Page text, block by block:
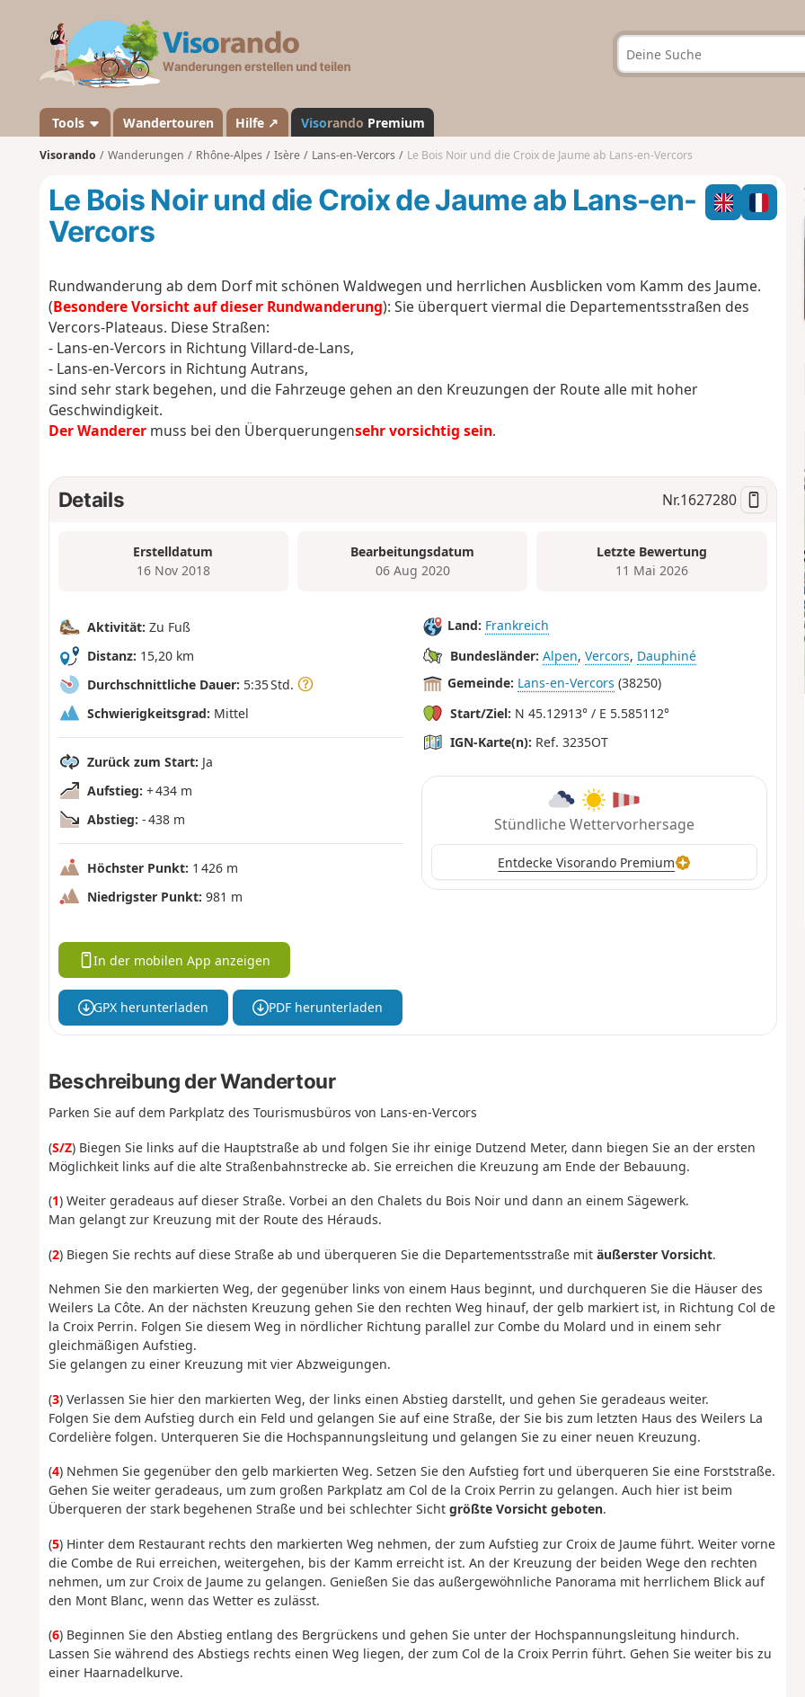
a
n
d
Tools Wandertouren Hilfe ↗ Visorando Premium
Visorando Wanderungen Rhône-Alpes Isère Lans-en-Vercors Le Bois Noir und die Croix de Jaume ab Lans-en-Vercors
Le Bois Noir und die Croix de Jaume ab Lans-en-
Vercors
Rundwanderung ab dem Dorf mit schönen Waldwegen und herrlichen Ausblicken vom Kamm des Jaume.
(Besondere Vorsicht auf dieser Rundwanderung): Sie überquert viermal die Departementsstraßen des
Vercors-Plateaus. Diese Straßen:
- Lans-en-Vercors in Richtung Villard-de-Lans,
- Lans-en-Vercors in Richtung Autrans,
sind sehr stark begehen, und die Fahrzeuge gehen an den Kreuzungen der Route alle mit hoher
Geschwindigkeit.
Der Wanderermuss bei den Überquerungensehr vorsichtig sein.
Details Nr.1627280
Erstelldatum
16 Nov 2018
Bearbeitungsdatum
06 Aug 2020
Letzte Bewertung
11 Mai 2026
Aktivität: Zu Fuß
Distanz: 15,20 km
Durchschnittliche Dauer: 5:35 Std.
Schwierigkeitsgrad: Mittel
Zurück zum Start: Ja
Aufstieg: + 434 m
Abstieg: - 438 m
Höchster Punkt: 1 426 m
Niedrigster Punkt: 981 m
Land: Frankreich
Bundesländer: Alpen,Vercors, Dauphiné
Gemeinde: Lans-en-Vercors (38250)
Start/Ziel: N 45.12913° / E 5.585112°
IGN-Karte(n): Ref. 3235OT
Stündliche Wettervorhersage
Entdecke Visorando Premium
In der mobilen App anzeigen
GPX herunterladen PDF herunterladen
Beschreibung der Wandertour
Parken Sie auf dem Parkplatz des Tourismusbüros von Lans-en-Vercors
(S/Z) Biegen Sie links auf die Hauptstraße ab und folgen Sie ihr einige Dutzend Meter, dann biegen Sie an der ersten
Möglichkeit links auf die alte Straßenbahnstrecke ab. Sie erreichen die Kreuzung am Ende der Bebauung.
(1) Weiter geradeaus auf dieser Straße. Vorbei an den Chalets du Bois Noir und dann an einem Sägewerk.
Man gelangt zur Kreuzung mit der Route des Hérauds.
(2) Biegen Sie rechts auf diese Straße ab und überqueren Sie die Departementsstraße mit äußerster Vorsicht.
Nehmen Sie den markierten Weg, der gegenüber links von einem Haus beginnt, und durchqueren Sie die Häuser des
Weilers La Côte. An der nächsten Kreuzung gehen Sie den rechten Weg hinauf, der gelb markiert ist, in Richtung Col de
la Croix Perrin. Folgen Sie diesem Weg in nördlicher Richtung parallel zur Combe du Molard und in einem sehr
gleichmäßigen Aufstieg.
Sie gelangen zu einer Kreuzung mit vier Abzweigungen.
(3) Verlassen Sie hier den markierten Weg, der links einen Abstieg darstellt, und gehen Sie geradeaus weiter.
Folgen Sie dem Aufstieg durch ein Feld und gelangen Sie auf eine Straße, der Sie bis zum letzten Haus des Weilers La
Cordelière folgen. Unterqueren Sie die Hochspannungsleitung und gelangen Sie zu einer neuen Kreuzung.
(4) Nehmen Sie gegenüber den gelb markierten Weg. Setzen Sie den Aufstieg fort und überqueren Sie eine Forststraße.
Gehen Sie weiter geradeaus, um zum großen Parkplatz am Col de la Croix Perrin zu gelangen. Auch hier ist beim
Überqueren der stark begehenen Straße und bei schlechter Sicht größte Vorsicht geboten.
(5) Hinter dem Restaurant rechts den markierten Weg nehmen, der zum Aufstieg zur Croix de Jaume führt. Weiter vorne
die Combe de Rui erreichen, weitergehen, bis der Kamm erreicht ist. An der Kreuzung der beiden Wege den rechten
nehmen, um zur Croix de Jaume zu gelangen. Genießen Sie das außergewöhnliche Panorama mit herrlichem Blick auf
den Mont Blanc, wenn das Wetter es zulässt.
(6) Beginnen Sie den Abstieg entlang des Bergrückens und gehen Sie unter der Hochspannungsleitung hindurch.
Lassen Sie während des Abstiegs rechts einen Weg liegen, der zum Col de la Croix Perrin führt. Gehen Sie weiter bis zu
einer Haarnadelkurve.